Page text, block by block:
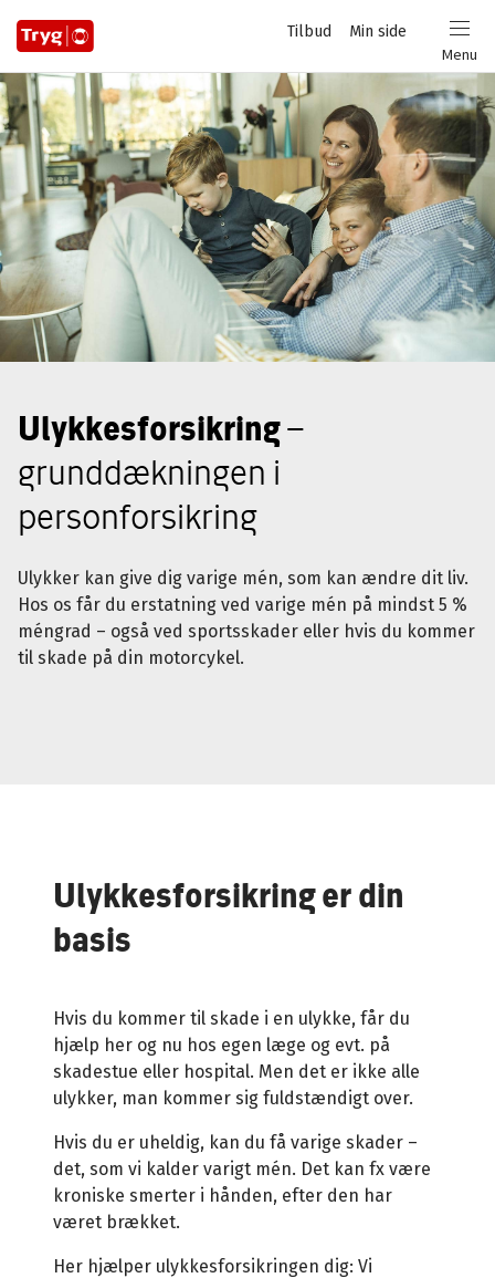
Menu
Privat
Login
Min side
Tilbud
Ulykkesforsikring–
grunddækningen i
personforsikring
Ulykker kan give dig varige mén, som kan ændre dit liv.
Hos os får du erstatning ved varige mén på mindst 5 %
méngrad – også ved sportsskader eller hvis du kommer
til skade på din motorcykel.
Ulykkesforsikring er din
basis
Hvis du kommer til skade i en ulykke, får du
hjælp her og nu hos egen læge og evt. på
skadestue eller hospital. Men det er ikke alle
ulykker, man kommer sig fuldstændigt over.
Hvis du er uheldig, kan du få varige skader –
det, som vi kalder varigt mén. Det kan fx være
kroniske smerter i hånden, efter den har
været brækket.
Her hjælper ulykkesforsikringen dig: Vi